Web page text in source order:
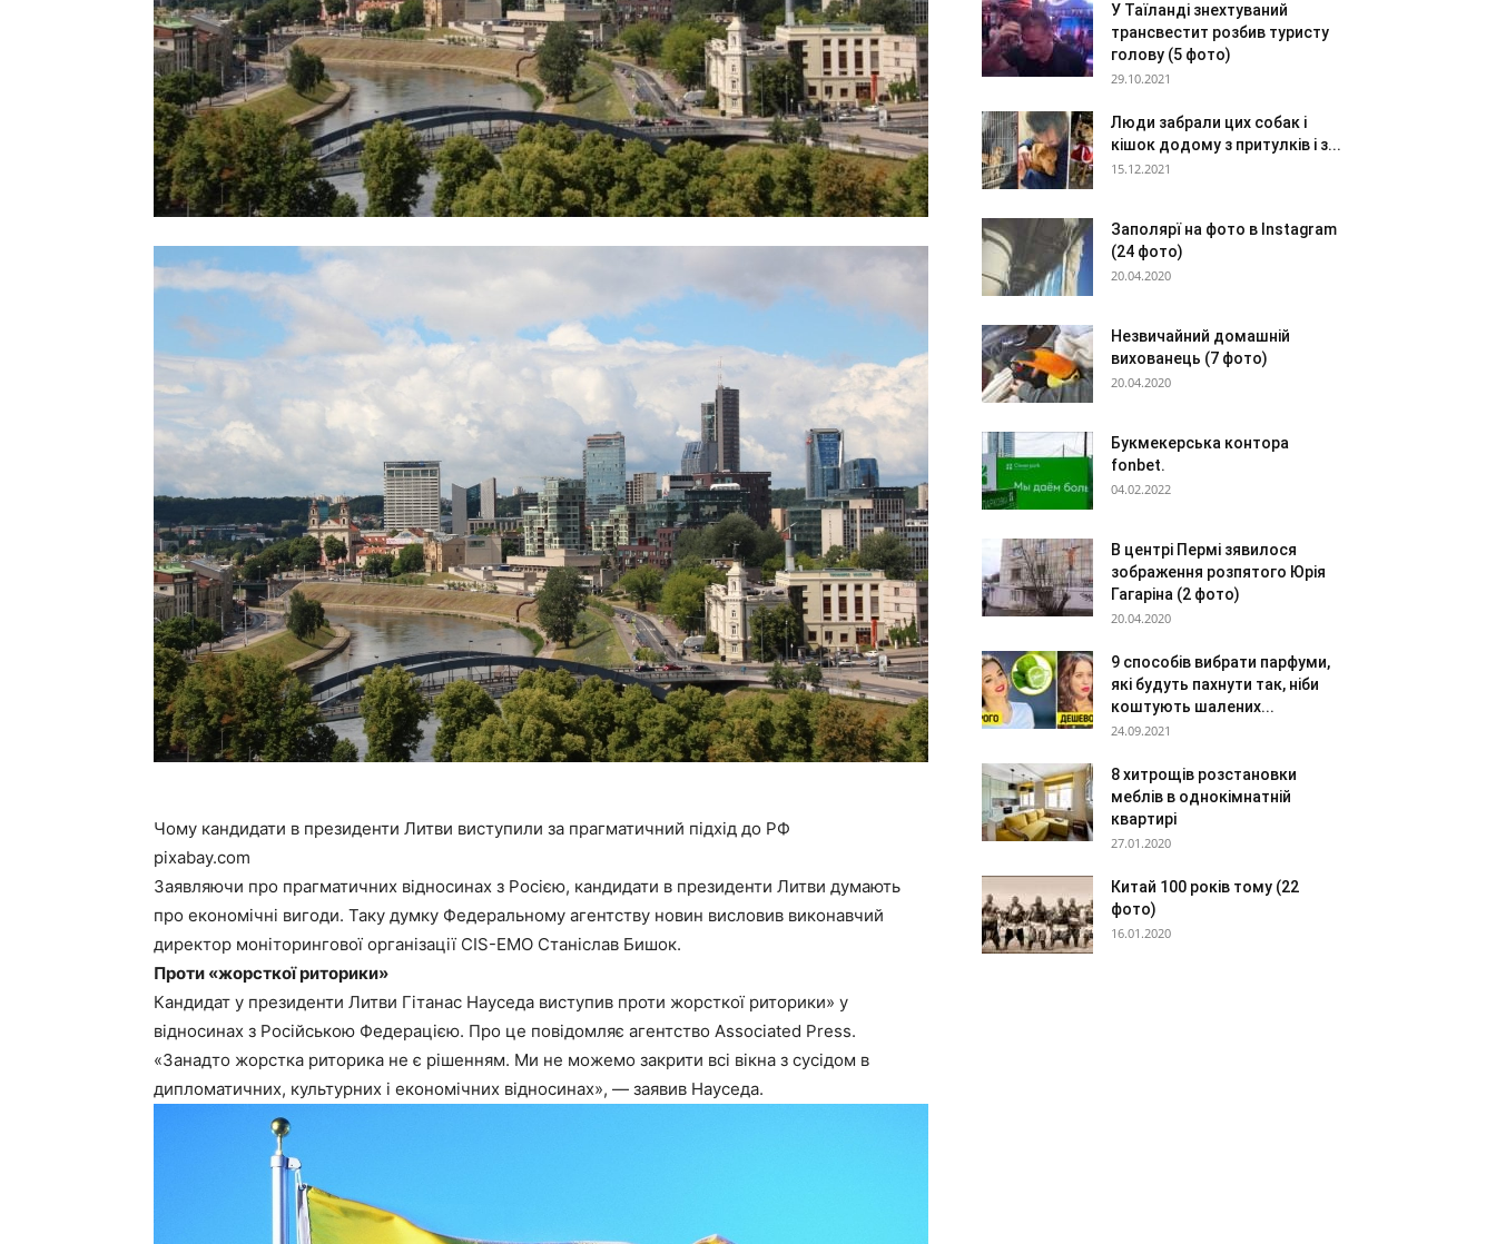
Чому кандидати в президенти Литви виступили за прагматичний підхід до РФ
pixabay.com
Заявляючи про прагматичних відносинах з Росією, кандидати в президенти Литви думають
про економічні вигоди. Таку думку Федеральному агентству новин висловив виконавчий
директор моніторингової організації CIS-EMO Станіслав Бишок.
Проти «жорсткої риторики»
Кандидат у президенти Литви Гітанас Науседа виступив проти жорсткої риторики» у
відносинах з Російською Федерацією. Про це повідомляє агентство Associated Press.
«Занадто жорстка риторика не є рішенням. Ми не можемо закрити всі вікна з сусідом в
дипломатичних, культурних і економічних відносинах», — заявив Науседа.
У Таїланді знехтуваний
трансвестит розбив туристу
голову (5 фото)
29.10.2021
Люди забрали цих собак і
кішок додому з притулків і з...
15.12.2021
Заполярї на фото в Instagram
(24 фото)
20.04.2020
Незвичайний домашній
вихованець (7 фото)
20.04.2020
Букмекерська контора
fonbet.
04.02.2022
В центрі Пермі зявилося
зображення розпятого Юрія
Гагаріна (2 фото)
20.04.2020
9 способів вибрати парфуми,
які будуть пахнути так, ніби
коштують шалених...
24.09.2021
8 хитрощів розстановки
меблів в однокімнатній
квартирі
27.01.2020
Китай 100 років тому (22
фото)
16.01.2020